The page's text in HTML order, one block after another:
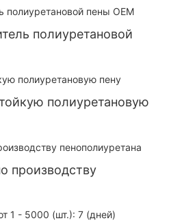
US72
полиуретановой
полиуретановую
производству